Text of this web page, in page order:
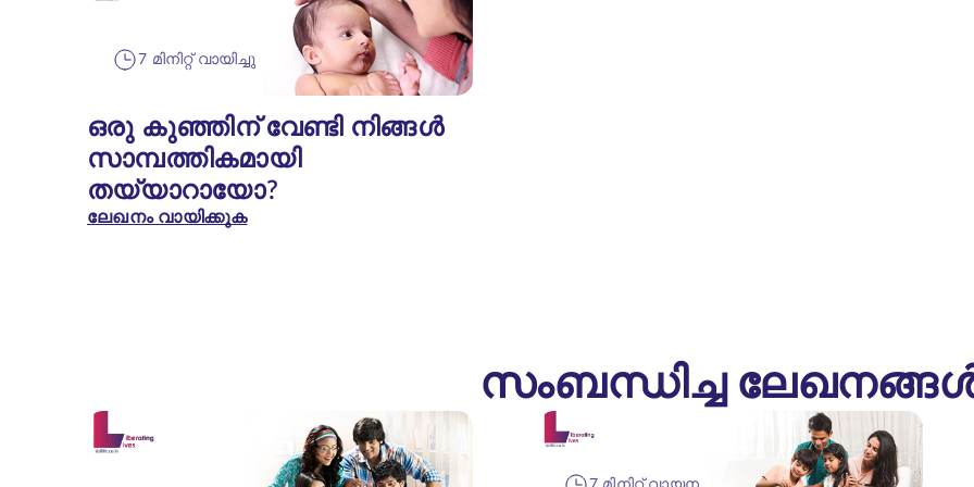
7 മിനിറ്റ് വായിച്ചു
ഒരു കുഞ്ഞിന് വേണ്ടി നിങ്ങൾ
സാമ്പത്തികമായി
തയ്യാറായോ?
ലേഖനം വായിക്കുക
സംബന്ധിച്ച